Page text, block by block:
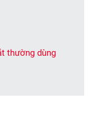
thường dùng